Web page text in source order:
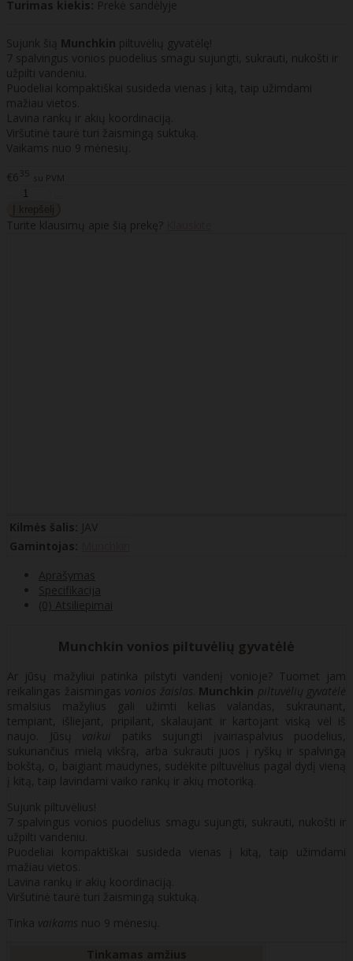
Turimas kiekis: Prekė sandėlyje
Sujunk šią Munchkin piltuvėlių gyvatėlę!
7 spalvingus vonios puodelius smagu sujungti, sukrauti, nukošti ir
užpilti vandeniu.
Puodeliai kompaktiškai susideda vienas į kitą, taip užimdami
mažiau vietos.
Lavina rankų ir akių koordinaciją.
Viršutinė taurė turi žaismingą suktuką.
Vaikams nuo 9 mėnesių.
€6 35 su PVM
Turite klausimų apie šią prekę?
Kilmės šalis: JAV
Gamintojas:
Aprašymas
Specifikacija
(0) Atsiliepimai
Munchkin vonios piltuvėlių gyvatėlė
Ar jūsų mažyliui patinka pilstyti vandenį vonioje? Tuomet jam
reikalingas žaismingas vonios žaislas Munchkin piltuvėlių gyvatėlė
smalsius mažylius gali užimti kelias valandas, sukraunant,
tempiant, išliejant, pripilant, skalaujant ir kartojant viską vėl iš
naujo. Jūsų vaikui patiks sujungti įvairiaspalvius puodelius,
sukuriančius mielą vikšrą, arba sukrauti juos į ryškų ir spalvingą
bokštą, o, baigiant maudynes, sudėkite piltuvėlius pagal dydį vieną
į kitą, taip lavindami vaiko rankų ir akių motoriką.
Sujunk piltuvėlius!
7 spalvingus vonios puodelius smagu sujungti, sukrauti, nukošti ir
užpilti vandeniu.
Puodeliai kompaktiškai susideda vienas į kitą, taip užimdami
mažiau vietos.
Lavina rankų ir akių koordinaciją.
Viršutinė taurė turi žaismingą suktuką.
Tinka vaikams nuo 9 mėnesių.